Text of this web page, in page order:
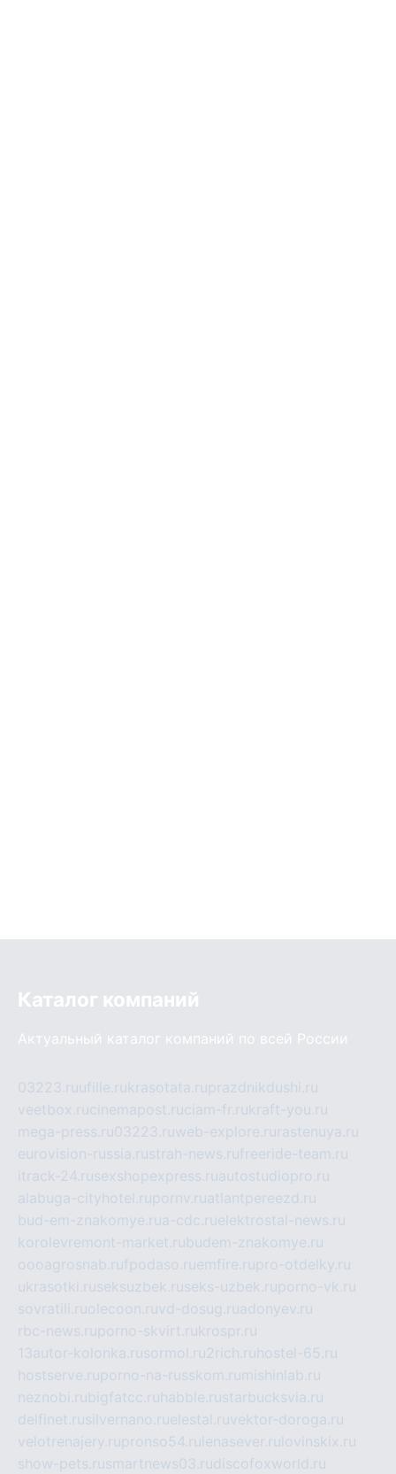
Каталог компаний
Актуальный каталог компаний по всей России
03223.ruufille.rukrasotata.ruprazdnikdushi.ru
veetbox.rucinemapost.ruciam-fr.rukraft-you.ru
mega-press.ru03223.ruweb-explore.ru rastenuya.ru
eurovision-russia.rustrah-news.rufreeride-team.ru
itrack-24.rusexshopexpress.ruautostudiopro.ru
alabuga-cityhotel.rupornv.ruatlantpereezd.ru
bud-em-znakomye.rua-cdc.ruelektrostal-news.ru
korolevremont-market.rubudem-znakomye.ru
oooagrosnab.rufpodaso.ruemfire.rupro-otdelky.ru
ukrasotki.ruseksuzbek.ruseks-uzbek.ruporno-vk.ru
sovratili.ruolecoon.ruvd-dosug.ruadonyev.ru
rbc-news.ruporno-skvirt.rukrospr.ru
13autor-kolonka.rusormol.ru2rich.ru hostel-65.ru
hostserve.ruporno-na-russkom.ru mishinlab.ru
neznobi.rubigfatcc.ru habble.rustarbucksvia.ru
delfinet.rusilvernano.ruelestal.ruvektor-doroga.ru
velotrenajery.rupronso54.ru lenasever.ru lovinskix.ru
show-pets.rusmartnews03.rudiscofoxworld.ru